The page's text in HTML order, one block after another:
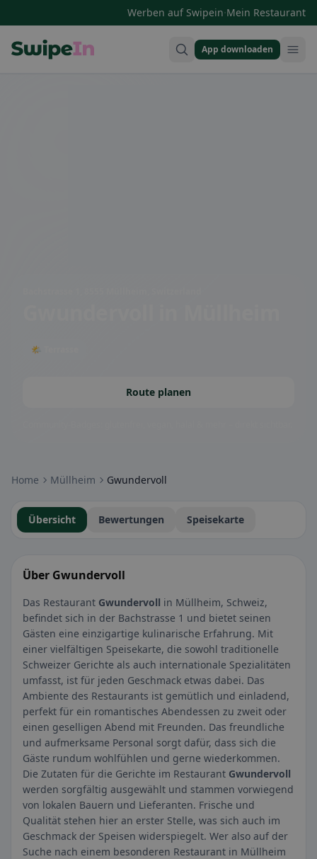
Werben auf Swipein·Mein Restaurant
App downloaden
🌤 Terrasse
Route planen
Home Müllheim Gwundervoll
Übersicht Bewertungen Speisekarte
Über Gwundervoll
Das Restaurant Gwundervoll in Müllheim, Schweiz,
befindet sich in der Bachstrasse 1 und bietet seinen
Gästen eine einzigartige kulinarische Erfahrung. Mit
einer vielfältigen Speisekarte, die sowohl traditionelle
Schweizer Gerichte als auch internationale Spezialitäten
umfasst, ist für jeden Geschmack etwas dabei. Das
Ambiente des Restaurants ist gemütlich und einladend,
perfekt für ein romantisches Abendessen zu zweit oder
einen geselligen Abend mit Freunden. Das freundliche
und aufmerksame Personal sorgt dafür, dass sich die
Gäste rundum wohlfühlen und gerne wiederkommen.
Die Zutaten für die Gerichte im Restaurant Gwundervoll
werden sorgfältig ausgewählt und stammen vorwiegend
von lokalen Bauern und Lieferanten. Frische und
Qualität stehen hier an erster Stelle, was sich auch im
Geschmack der Speisen widerspiegelt. Wer also auf der
Suche nach einem besonderen Restaurant in Müllheim